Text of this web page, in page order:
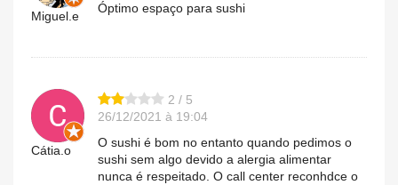
Miguel.e
Óptimo espaço para sushi
Cátia.o
2 / 5
26/12/2021 à 19:04
O sushi é bom no entanto quando pedimos o
sushi sem algo devido a alergia alimentar
nunca é respeitado. O call center reconhdce o